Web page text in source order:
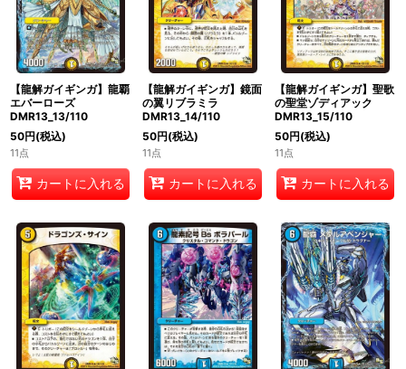
【龍解ガイギンガ】龍覇
エバーローズ
DMR13_13/110
50円(税込)
11点
カートに入れる
【龍解ガイギンガ】鏡面
の翼リブラミラ
DMR13_14/110
50円(税込)
11点
カートに入れる
【龍解ガイギンガ】聖歌
の聖堂ゾディアック
DMR13_15/110
50円(税込)
11点
カートに入れる